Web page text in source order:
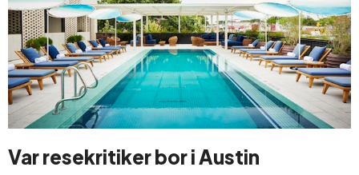
Var resekritiker bor i Austin